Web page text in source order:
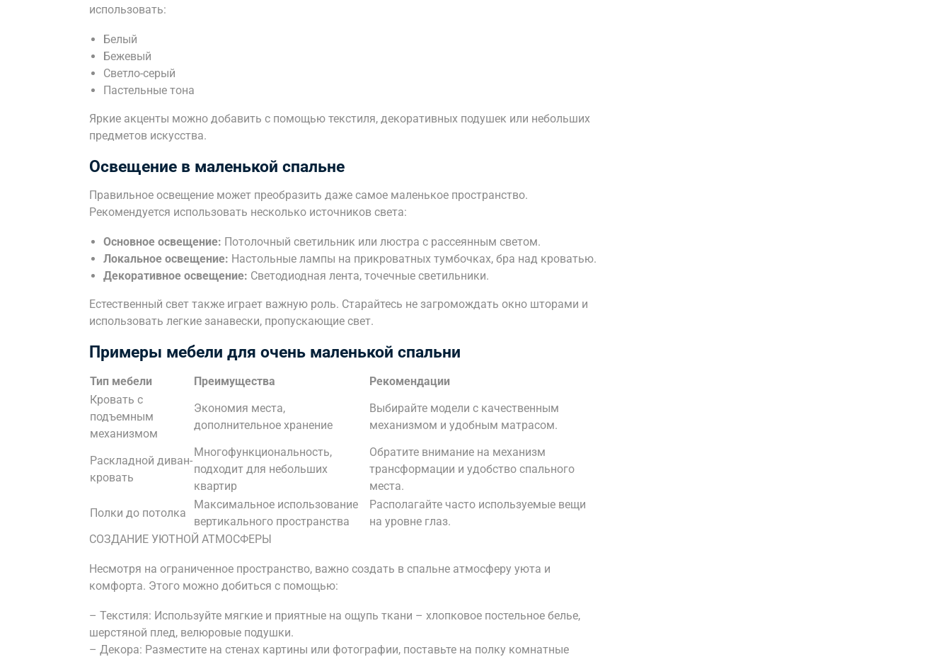
использовать:
Белый
Бежевый
Светло-серый
Пастельные тона
Яркие акценты можно добавить с помощью текстиля, декоративных подушек или небольших
предметов искусства.
Освещение в маленькой спальне
Правильное освещение может преобразить даже самое маленькое пространство.
Рекомендуется использовать несколько источников света:
Основное освещение: Потолочный светильник или люстра с рассеянным светом.
Локальное освещение: Настольные лампы на прикроватных тумбочках, бра над кроватью.
Декоративное освещение: Светодиодная лента, точечные светильники.
Естественный свет также играет важную роль. Старайтесь не загромождать окно шторами и
использовать легкие занавески, пропускающие свет.
Примеры мебели для очень маленькой спальни
Тип мебели Преимущества
Рекомендации
Кровать с
подъемным
механизмом
Экономия места,
дополнительное хранение
Выбирайте модели с качественным
механизмом и удобным матрасом.
Раскладной диван-
кровать
Многофункциональность,
подходит для небольших
квартир
Обратите внимание на механизм
трансформации и удобство спального
места.
Полки до потолка
Максимальное использование
вертикального пространства
Располагайте часто используемые вещи
на уровне глаз.
СОЗДАНИЕ УЮТНОЙ АТМОСФЕРЫ
Несмотря на ограниченное пространство, важно создать в спальне атмосферу уюта и
комфорта. Этого можно добиться с помощью:
– Текстиля: Используйте мягкие и приятные на ощупь ткани – хлопковое постельное белье,
шерстяной плед, велюровые подушки.
– Декора: Разместите на стенах картины или фотографии, поставьте на полку комнатные